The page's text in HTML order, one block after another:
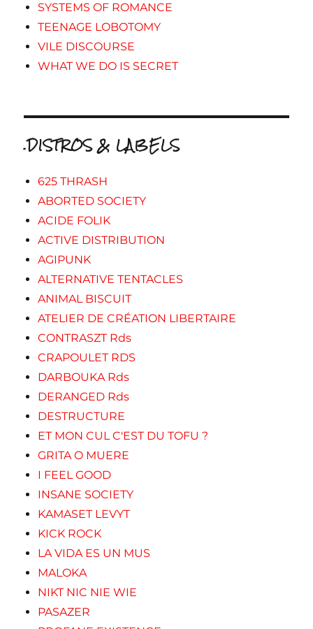
SYSTEMS OF ROMANCE
TEENAGE LOBOTOMY
VILE DISCOURSE
WHAT WE DO IS SECRET
.DISTROS & LABELS
625 THRASH
ABORTED SOCIETY
ACIDE FOLIK
ACTIVE DISTRIBUTION
AGIPUNK
ALTERNATIVE TENTACLES
ANIMAL BISCUIT
ATELIER DE CRÉATION LIBERTAIRE
CONTRASZT Rds
CRAPOULET RDS
DARBOUKA Rds
DERANGED Rds
DESTRUCTURE
ET MON CUL C'EST DU TOFU ?
GRITA O MUERE
I FEEL GOOD
INSANE SOCIETY
KAMASET LEVYT
KICK ROCK
LA VIDA ES UN MUS
MALOKA
NIKT NIC NIE WIE
PASAZER